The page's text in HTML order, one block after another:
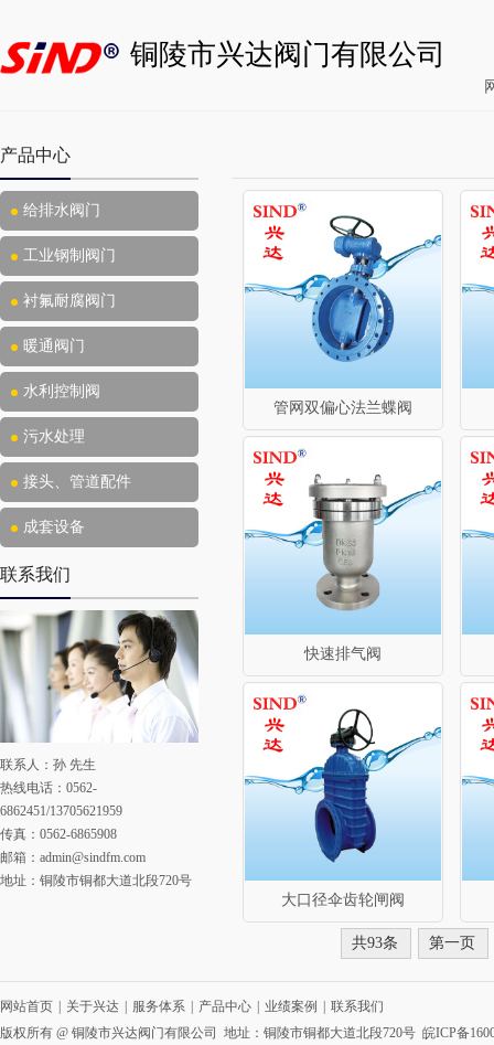
铜陵市兴达阀门有限公司
产品中心
给排水阀门
工业钢制阀门
衬氟耐腐阀门
暖通阀门
水利控制阀
污水处理
接头、管道配件
成套设备
联系我们
联系人：孙 先生
热线电话：0562-
6862451/13705621959
传真：0562-6865908
邮箱： admin@sindfm.com
地址：铜陵市铜都大道北段720号
管网双偏心法兰蝶阀
快速排气阀
大口径伞齿轮闸阀
共93条 第一页
网站首页 关于兴达 服务体系 产品中心 业绩案例
联系我们
版权所有 @ 铜陵市兴达阀门有限公司 地址：铜陵市铜都大道北段720号 皖ICP备